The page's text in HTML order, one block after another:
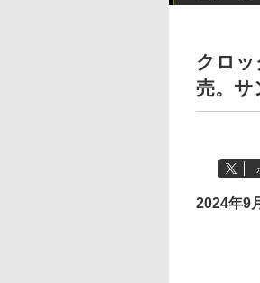
クロ
売。サ
2024年9